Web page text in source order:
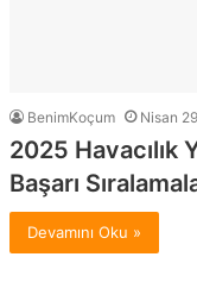
BenimKoçum Nisan
2025 Havacılık
Başarı
Devamını Oku »